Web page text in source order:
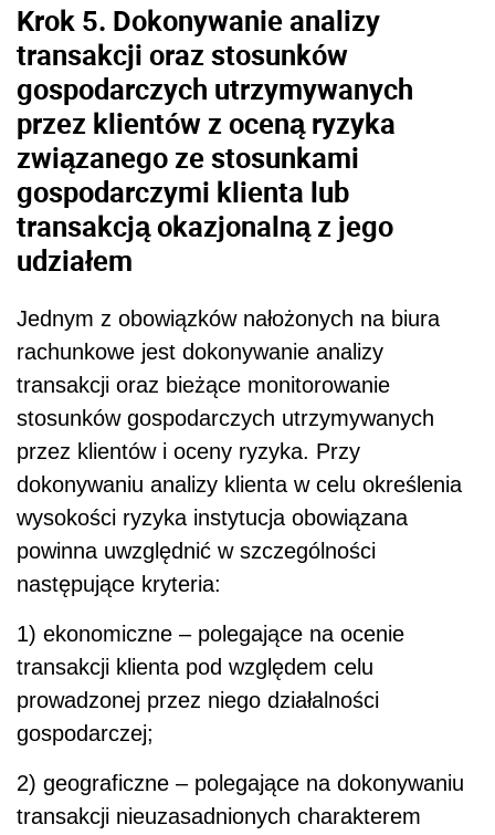
Krok 5. Dokonywanie analizy
transakcji oraz stosunków
gospodarczych utrzymywanych
przez klientów z oceną ryzyka
związanego ze stosunkami
gospodarczymi klienta lub
transakcją okazjonalną z jego
udziałem
Jednym z obowiązków nałożonych na biura
rachunkowe jest dokonywanie analizy
transakcji oraz bieżące monitorowanie
stosunków gospodarczych utrzymywanych
przez klientów i oceny ryzyka. Przy
dokonywaniu analizy klienta w celu określenia
wysokości ryzyka instytucja obowiązana
powinna uwzględnić w szczególności
następujące kryteria:
1) ekonomiczne – polegające na ocenie
transakcji klienta pod względem celu
prowadzonej przez niego działalności
gospodarczej;
2) geograficzne – polegające na dokonywaniu
transakcji nieuzasadnionych charakterem